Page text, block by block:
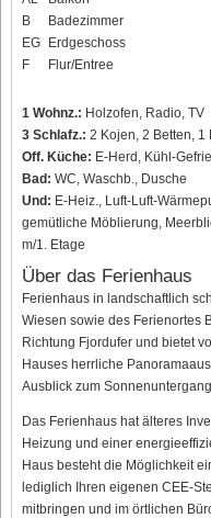
B
Badezimmer
EG Erdgeschoss
F
Flur/Entree
1 Wohnz.: Holzofen, Radio, TV
3 Schlafz.: 2 Kojen, 2 Betten, 1
Off. Küche: E-Herd, Kühl-
Bad: WC, Waschb., Dusche
Und: E-Heiz., Luft-Luft-
gemütliche Möblierung,
m/1. Etage
Über das Ferienhaus
Ferienhaus in landschaftlich
Wiesen sowie des Ferienortes
Richtung Fjordufer und bietet
Hauses herrliche
Ausblick zum
Das Ferienhaus hat älteres
Heizung und einer
Haus besteht die Möglichkeit
lediglich Ihren eigenen CEE-
mitbringen und im örtlichen